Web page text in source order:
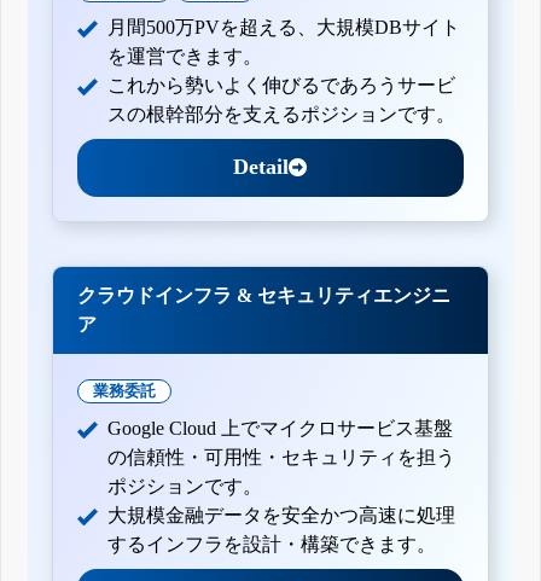
月間500万PVを超える、大規模DBサイト
を運営できます。
これから勢いよく伸びるであろうサービ
スの根幹部分を支えるポジションです。
Detail
クラウドインフラ & セキュリティエンジニ
ア
業務委託
Google Cloud 上でマイクロサービス基盤
の信頼性・可用性・セキュリティを担う
ポジションです。
大規模金融データを安全かつ高速に処理
するインフラを設計・構築できます。